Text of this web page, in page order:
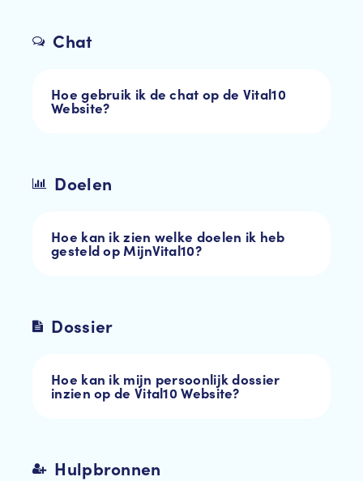
Chat
Hoe gebruik ik de chat op de Vital10
Website?
Doelen
Hoe kan ik zien welke doelen ik heb
gesteld op MijnVital10?
Dossier
Hoe kan ik mijn persoonlijk dossier
inzien op de Vital10 Website?
Hulpbronnen